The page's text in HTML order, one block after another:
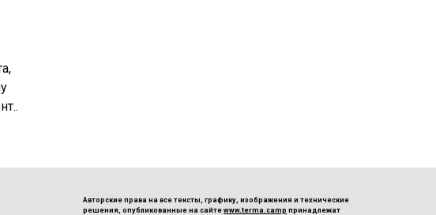
Авторские права на все тексты, графику, изображения и технические
решения, опубликованные на сайте www.terma.camp принадлежат